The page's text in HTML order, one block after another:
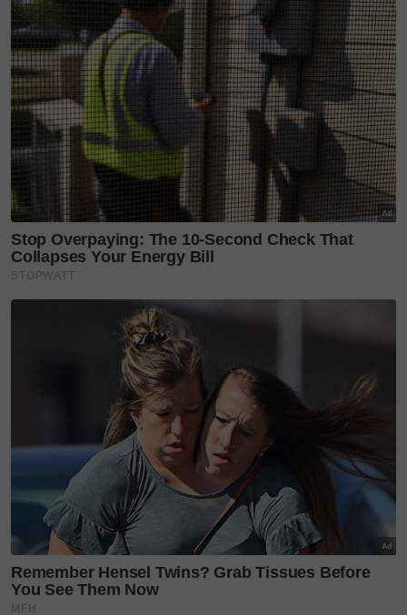
KUCING TOMKRAFyang kini sudah berada di 37
cawangan KK Super Mart terpilih di Shah Alam atau beli
secara online di platform Shopee Karangkraf Mall sekarang
Deqnor
Deqnor feminin
Abang Lokman Abang Abdul Rahim
cucu Gabenor Pertama Sarawak
Premier Sarawak Datuk Patinggi Tan Sri Abang Johari Tun Openg
anak saudara Premier Sarawak
Teruskan membaca
'Saya rasa ralat & kecewa' -
Ruhainies anggap